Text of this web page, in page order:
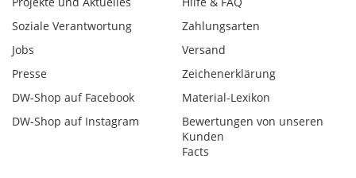
Soziale Verantwortung
Jobs
Presse
DW-Shop auf Facebook
DW-Shop auf Instagram
Zahlungsarten
Versand
Zeichenerklärung
Material-Lexikon
Bewertungen von unseren
Kunden
Facts